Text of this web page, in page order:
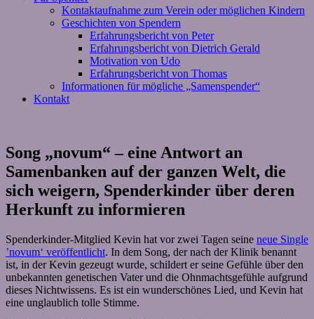
Kontaktaufnahme zum Verein oder möglichen Kindern
Geschichten von Spendern
Erfahrungsbericht von Peter
Erfahrungsbericht von Dietrich Gerald
Motivation von Udo
Erfahrungsbericht von Thomas
Informationen für mögliche „Samenspender“
Kontakt
Song „novum“ – eine Antwort an
Samenbanken auf der ganzen Welt, die
sich weigern, Spenderkinder über deren
Herkunft zu informieren
Spenderkinder-Mitglied Kevin hat vor zwei Tagen seine neue Single
’novum‘ veröffentlicht. In dem Song, der nach der Klinik benannt
ist, in der Kevin gezeugt wurde, schildert er seine Gefühle über den
unbekannten genetischen Vater und die Ohnmachtsgefühle aufgrund
dieses Nichtwissens. Es ist ein wunderschönes Lied, und Kevin hat
eine unglaublich tolle Stimme.